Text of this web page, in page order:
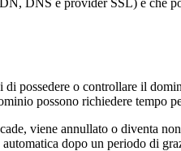
DNS e provider SSL) e che
possedere o controllare il
possono richiedere tempo
viene annullato o diventa
dopo un periodo di